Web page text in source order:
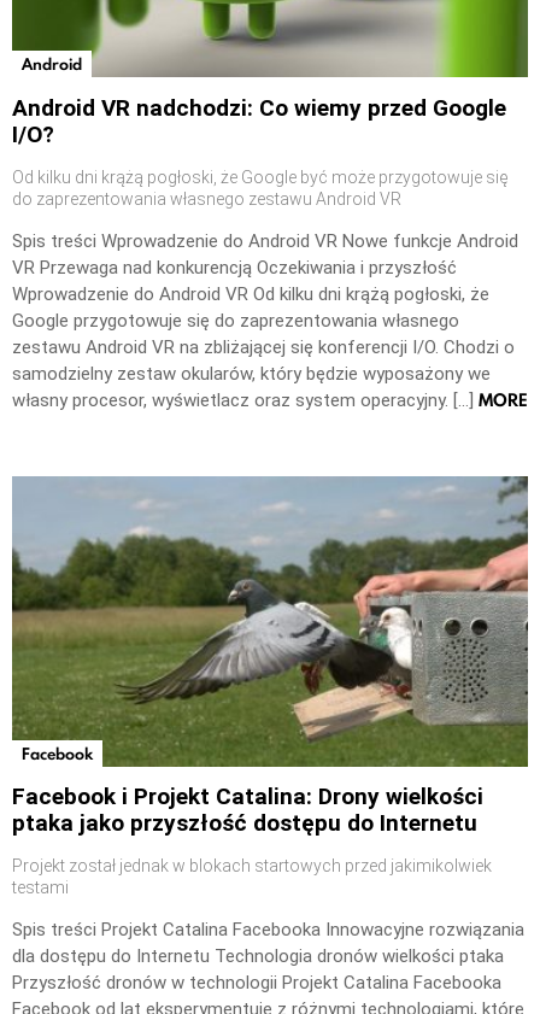
Android
Android VR nadchodzi: Co wiemy przed Google
I/O?
Od kilku dni krążą pogłoski, że Google być może przygotowuje się
do zaprezentowania własnego zestawu Android VR
Spis treści Wprowadzenie do Android VR Nowe funkcje Android
VR Przewaga nad konkurencją Oczekiwania i przyszłość
Wprowadzenie do Android VR Od kilku dni krążą pogłoski, że
Google przygotowuje się do zaprezentowania własnego
zestawu Android VR na zbliżającej się konferencji I/O. Chodzi o
samodzielny zestaw okularów, który będzie wyposażony we
własny procesor, wyświetlacz oraz system operacyjny. […] MORE
Facebook
Facebook i Projekt Catalina: Drony wielkości
ptaka jako przyszłość dostępu do Internetu
Projekt został jednak w blokach startowych przed jakimikolwiek
testami
Spis treści Projekt Catalina Facebooka Innowacyjne rozwiązania
dla dostępu do Internetu Technologia dronów wielkości ptaka
Przyszłość dronów w technologii Projekt Catalina Facebooka
Facebook od lat eksperymentuje z różnymi technologiami, które